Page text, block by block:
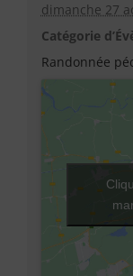
dimanche 27
Catégorie
Randonnée